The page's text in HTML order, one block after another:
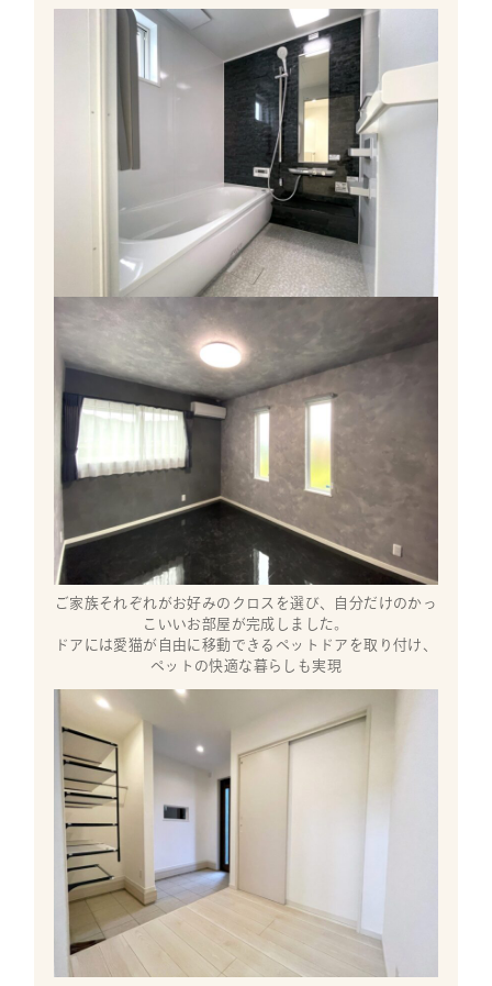
ご家族それぞれがお好みのクロスを選び、自分だけのかっ
こいいお部屋が完成しました。
ドアには愛猫が自由に移動できるペットドアを取り付け、
ペットの快適な暮らしも実現